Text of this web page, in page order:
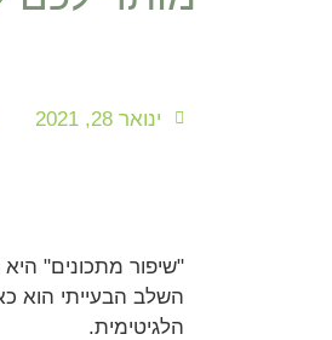
ינואר 28, 2021
"שיפור מתכונים"
השלב הבעייתי הוא
הלגיטימית.